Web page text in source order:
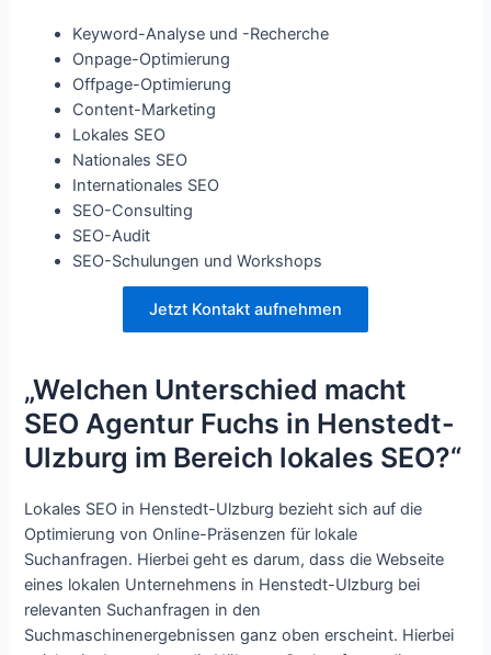
Keyword-Analyse und -Recherche
Onpage-Optimierung
Offpage-Optimierung
Content-Marketing
Lokales SEO
Nationales SEO
Internationales SEO
SEO-Consulting
SEO-Audit
SEO-Schulungen und Workshops
Jetzt Kontakt aufnehmen
„Welchen Unterschied macht
SEO Agentur Fuchs in Henstedt-
Ulzburg im Bereich lokales SEO?“
Lokales SEO in Henstedt-Ulzburg bezieht sich auf die
Optimierung von Online-Präsenzen für lokale
Suchanfragen. Hierbei geht es darum, dass die Webseite
eines lokalen Unternehmens in Henstedt-Ulzburg bei
relevanten Suchanfragen in den
Suchmaschinenergebnissen ganz oben erscheint. Hierbei